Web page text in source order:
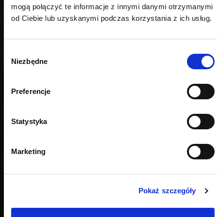
mogą połączyć te informacje z innymi danymi otrzymanymi
od Ciebie lub uzyskanymi podczas korzystania z ich usług.
zgody
Niezbędne
Preferencje
Statystyka
Marketing
Pokaż szczegóły